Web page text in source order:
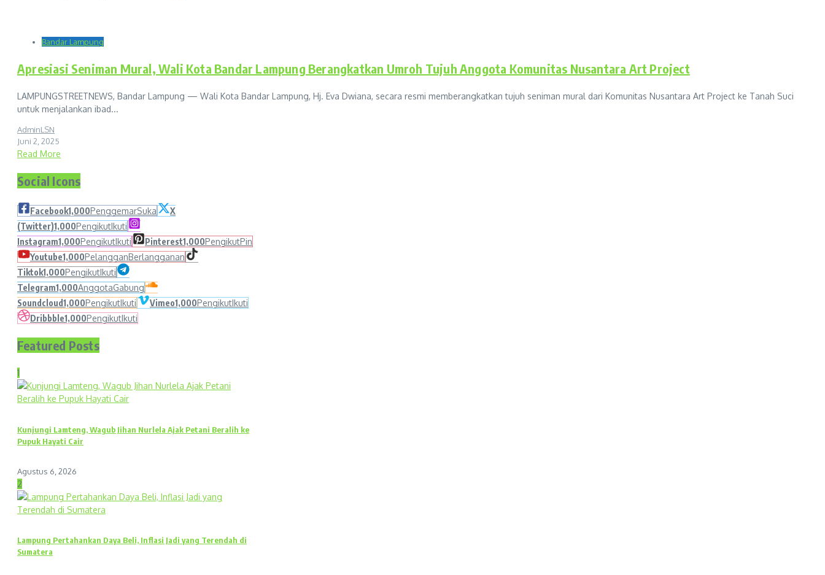
Bandar Lampung
Apresiasi Seniman Mural, Wali Kota Bandar Lampung Berangkatkan Umroh Tujuh Anggota Komunitas Nusantara Art Project
LAMPUNGSTREETNEWS, Bandar Lampung — Wali Kota Bandar Lampung, Hj. Eva Dwiana, secara resmi memberangkatkan tujuh seniman mural dari Komunitas Nusantara Art Project ke Tanah Suci
untuk menjalankan ibad...
AdminLSN
Juni 2, 2025
Read More
Social Icons
Facebook1,000PenggemarSuka
X
(Twitter)1,000PengikutIkuti
Instagram1,000PengikutIkuti Pinterest1,000PengikutPin
Youtube1,000PelangganBerlangganan
Tiktok1,000PengikutIkuti
Telegram1,000AnggotaGabung
Soundcloud1,000PengikutIkuti Vimeo1,000PengikutIkuti
Dribbble1,000PengikutIkuti
Featured Posts
1
Kunjungi Lamteng, Wagub Jihan Nurlela Ajak Petani Beralih ke
Pupuk Hayati Cair
Agustus 6, 2026
2
Lampung Pertahankan Daya Beli, Inflasi Jadi yang Terendah di
Sumatera